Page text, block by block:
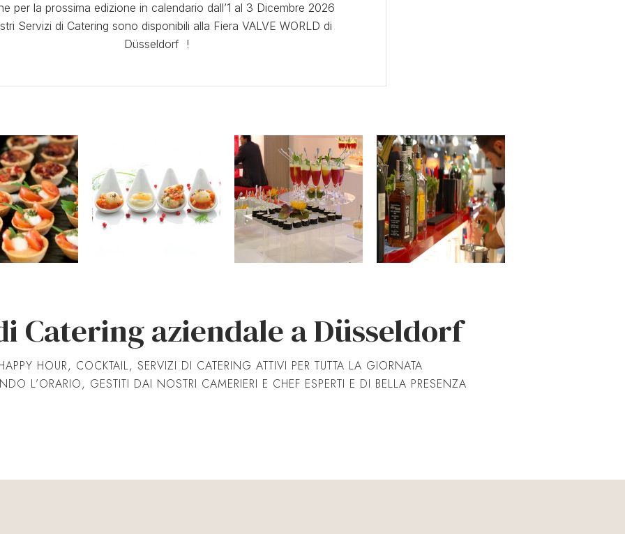
per la prossima edizione in calendario dall’1 al 3 Dicembre 2026
Servizi di Catering sono disponibili alla Fiera VALVE WORLD di
Düsseldorf !
Catering aziendale a Düsseldorf
HOUR, COCKTAIL, SERVIZI DI CATERING ATTIVI PER TUTTA LA GIORNATA
L’ORARIO, GESTITI DAI NOSTRI CAMERIERI E CHEF ESPERTI E DI BELLA PRESENZA